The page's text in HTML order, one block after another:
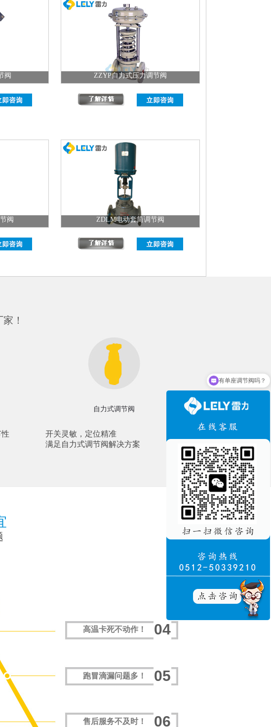
阀 ZZYP自力式压力调节阀
阀 ZDLM电动套筒调节阀
！
自力式调节阀
开关灵敏，定位精准
满足自力式调节阀解决方案
04
高温卡死不动作！
05
跑冒滴漏问题多！
06
售后服务不及时！
可以介绍下你们的产品么